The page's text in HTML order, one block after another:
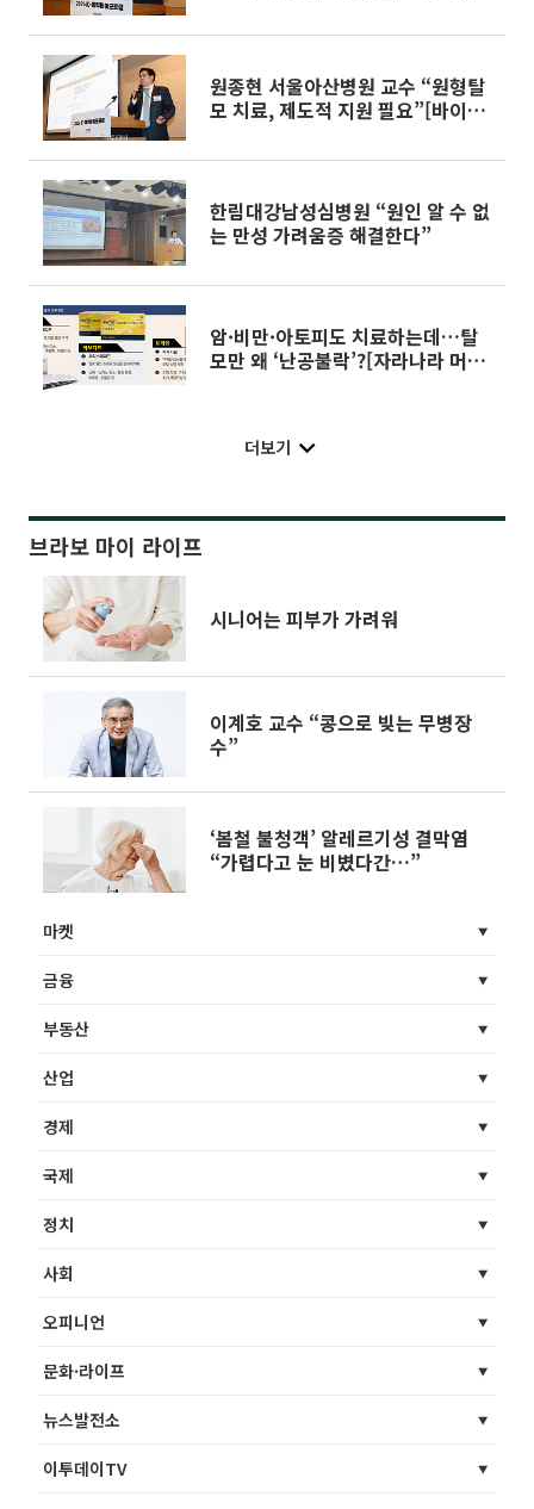
원종현 서울아산병원 교수 “원형탈
모 치료, 제도적 지원 필요”[바이오
한림대강남성심병원 “원인 알 수 없
는 만성 가려움증 해결한다”
암·비만·아토피도 치료하는데…탈
모만 왜 ‘난공불락’?[자라나라 머리
더보기
브라보 마이 라이프
시니어는 피부가 가려워
이계호 교수 “콩으로 빚는 무병장
수”
‘봄철 불청객’ 알레르기성 결막염
“가렵다고 눈 비볐다간…”
마켓
금융
부동산
산업
경제
국제
정치
사회
오피니언
문화·라이프
뉴스발전소
이투데이TV